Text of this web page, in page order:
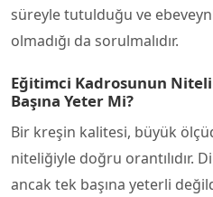
süreyle tutulduğu ve
olmadığı da sorulmalıdır.
Eğitimci Kadrosunun
Başına Yeter Mi?
Bir kreşin kalitesi, büyük
niteliğiyle doğru orantılıdır.
ancak tek başına yeterli